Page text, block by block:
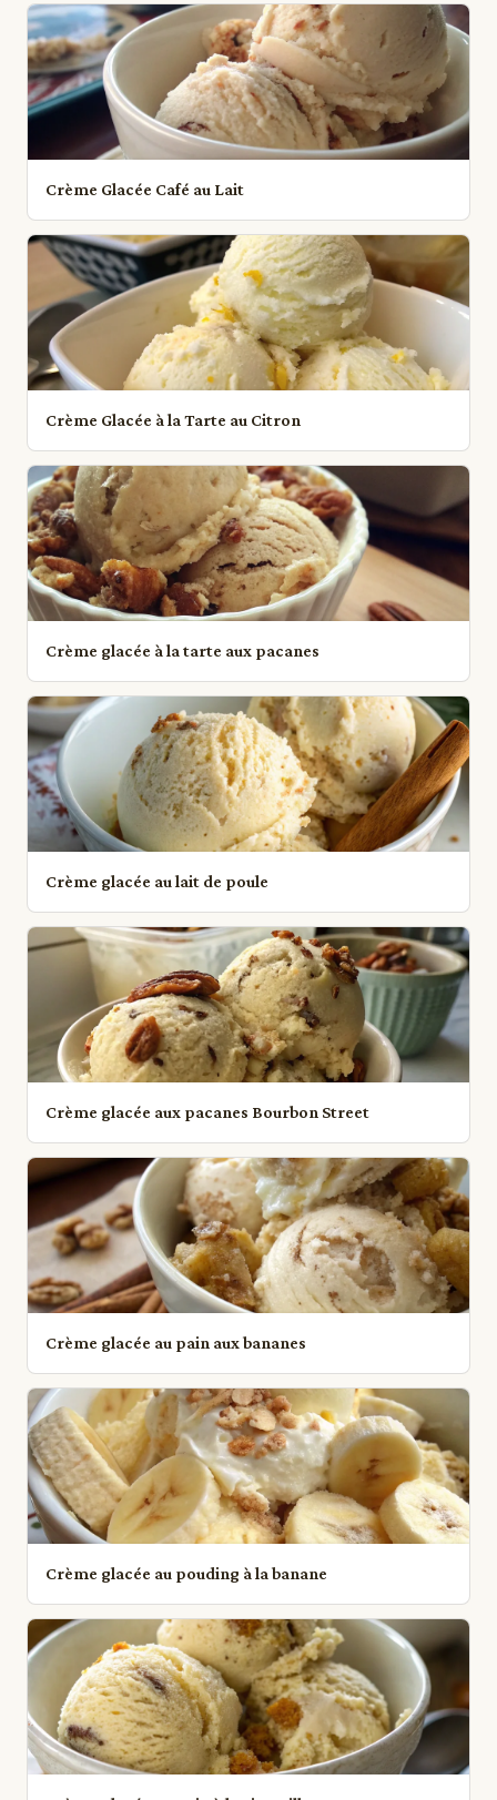
Crème Glacée Café au Lait
Crème Glacée à la Tarte au Citron
Crème glacée à la tarte aux pacanes
Crème glacée au lait de poule
Crème glacée aux pacanes Bourbon Street
Crème glacée au pain aux bananes
Crème glacée au pouding à la banane